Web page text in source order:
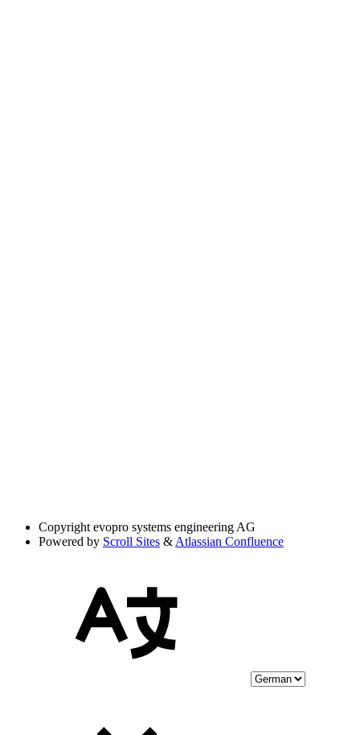
Copyright evopro systems engineering AG
Powered by Scroll Sites & Atlassian Confluence